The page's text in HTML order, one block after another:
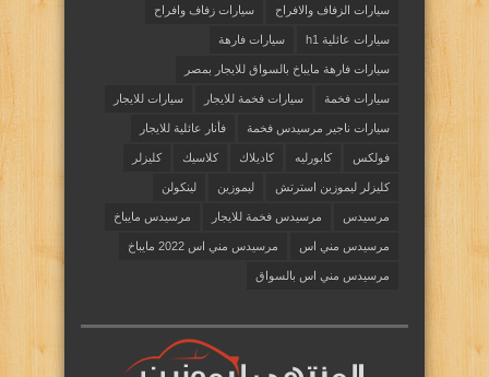
سيارات الزفاف والافراح سيارات زفاف وافراح
سيارات عائلية h1 سيارات فارهة
سيارات فارهة مايباخ بالسواق للايجار بمصر
سيارات فخمة سيارات فخمة للايجار سيارات للايجار
سيارات ناجير مرسيدس فخمة فأنار عائلية للايجار
فولكس كابورليه كاديلاك كلاسيك كليزلر
كليزلر ليموزين استرتش ليموزين لينكولن
مرسيدس مرسيدس فخمة للايجار مرسيدس مايباخ
مرسيدس مني اس مرسيدس مني اس 2022 مايباخ
مرسيدس مني اس بالسواق